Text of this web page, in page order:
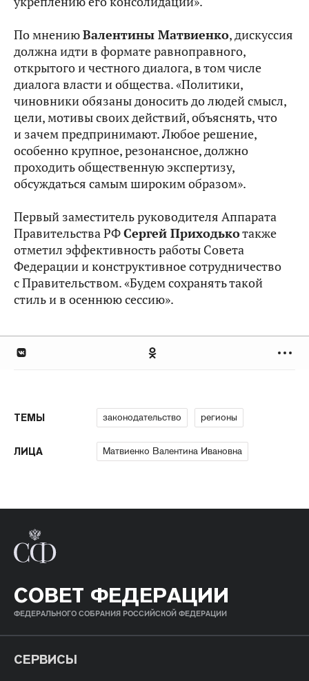
По мнениюВалентины Матвиенко, дискуссия
должна идти в формате равноправного,
открытого и честного диалога, в том числе
диалога власти и общества. «Политики,
чиновники обязаны доносить до людей смысл,
цели, мотивы своих действий, объяснять, что
и зачем предпринимают. Любое решение,
особенно крупное, резонансное, должно
проходить общественную экспертизу,
обсуждаться самым широким образом».
Первый заместитель руководителя Аппарата
Правительства РФСергей Приходькотакже
отметил эффективность работы Совета
Федерации и конструктивное сотрудничество
с Правительством. «Будем сохранять такой
стиль и в осеннюю сессию».
ТЕМЫ законодательство регионы
ЛИЦА Матвиенко Валентина Ивановна
СОВЕТ ФЕДЕРАЦИИ
ФЕДЕРАЛЬНОГО СОБРАНИЯ РОССИЙСКОЙ ФЕДЕРАЦИИ
СЕРВИСЫ